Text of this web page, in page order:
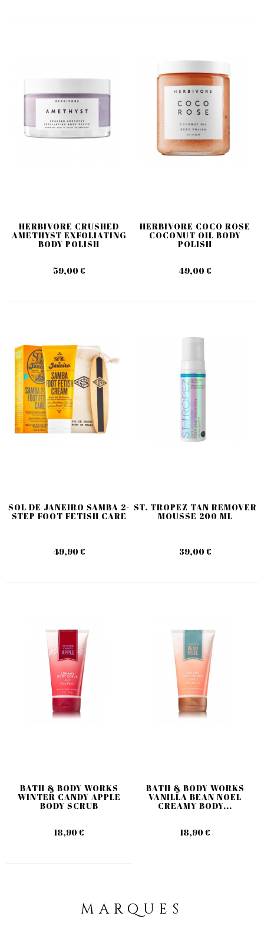
HERBIVORE CRUSHED
AMETHYST EXFOLIATING
BODY POLISH
59,00 €
HERBIVORE COCO ROSE
COCONUT OIL BODY
POLISH
49,00 €
SOL DE JANEIRO SAMBA 2-
STEP FOOT FETISH CARE
49,90 €
ST. TROPEZ TAN REMOVER
MOUSSE 200 ML
39,00 €
BATH & BODY WORKS
WINTER CANDY APPLE
BODY SCRUB
18,90 €
BATH & BODY WORKS
VANILLA BEAN NOEL
CREAMY BODY...
18,90 €
MARQUES